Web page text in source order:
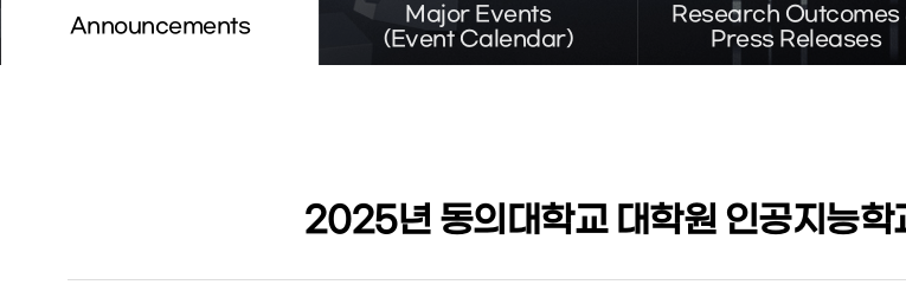
Announcements
Major Events
(Event Calendar)
Research Outcomes
Press Releases
2025년 동의대학교 대학원 인공지능학